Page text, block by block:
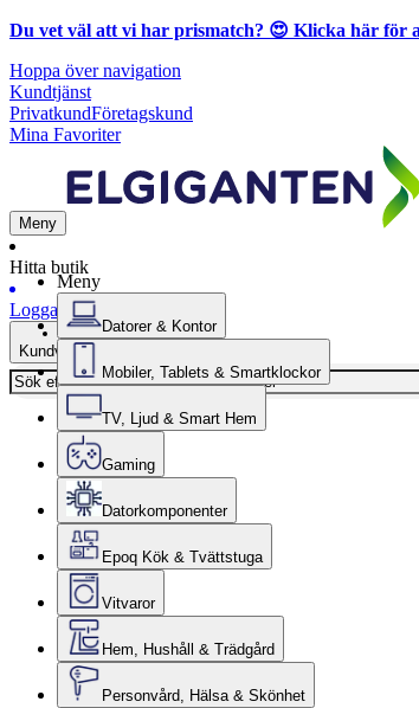
Du vet väl att vi har prismatch? 😍 Klicka här för
Hoppa över navigation
Kundtjänst
PrivatkundFöretagskund
Mina Favoriter
Meny
Hitta butik
Logga in
Kundvagn
Meny
Datorer & Kontor
Mobiler, Tablets & Smartklockor
TV, Ljud & Smart Hem
Gaming
Datorkomponenter
Epoq Kök & Tvättstuga
Vitvaror
Hem, Hushåll & Trädgård
Personvård, Hälsa & Skönhet